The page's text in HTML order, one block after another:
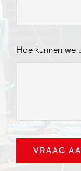
Hoe kunnen we
VRAAG